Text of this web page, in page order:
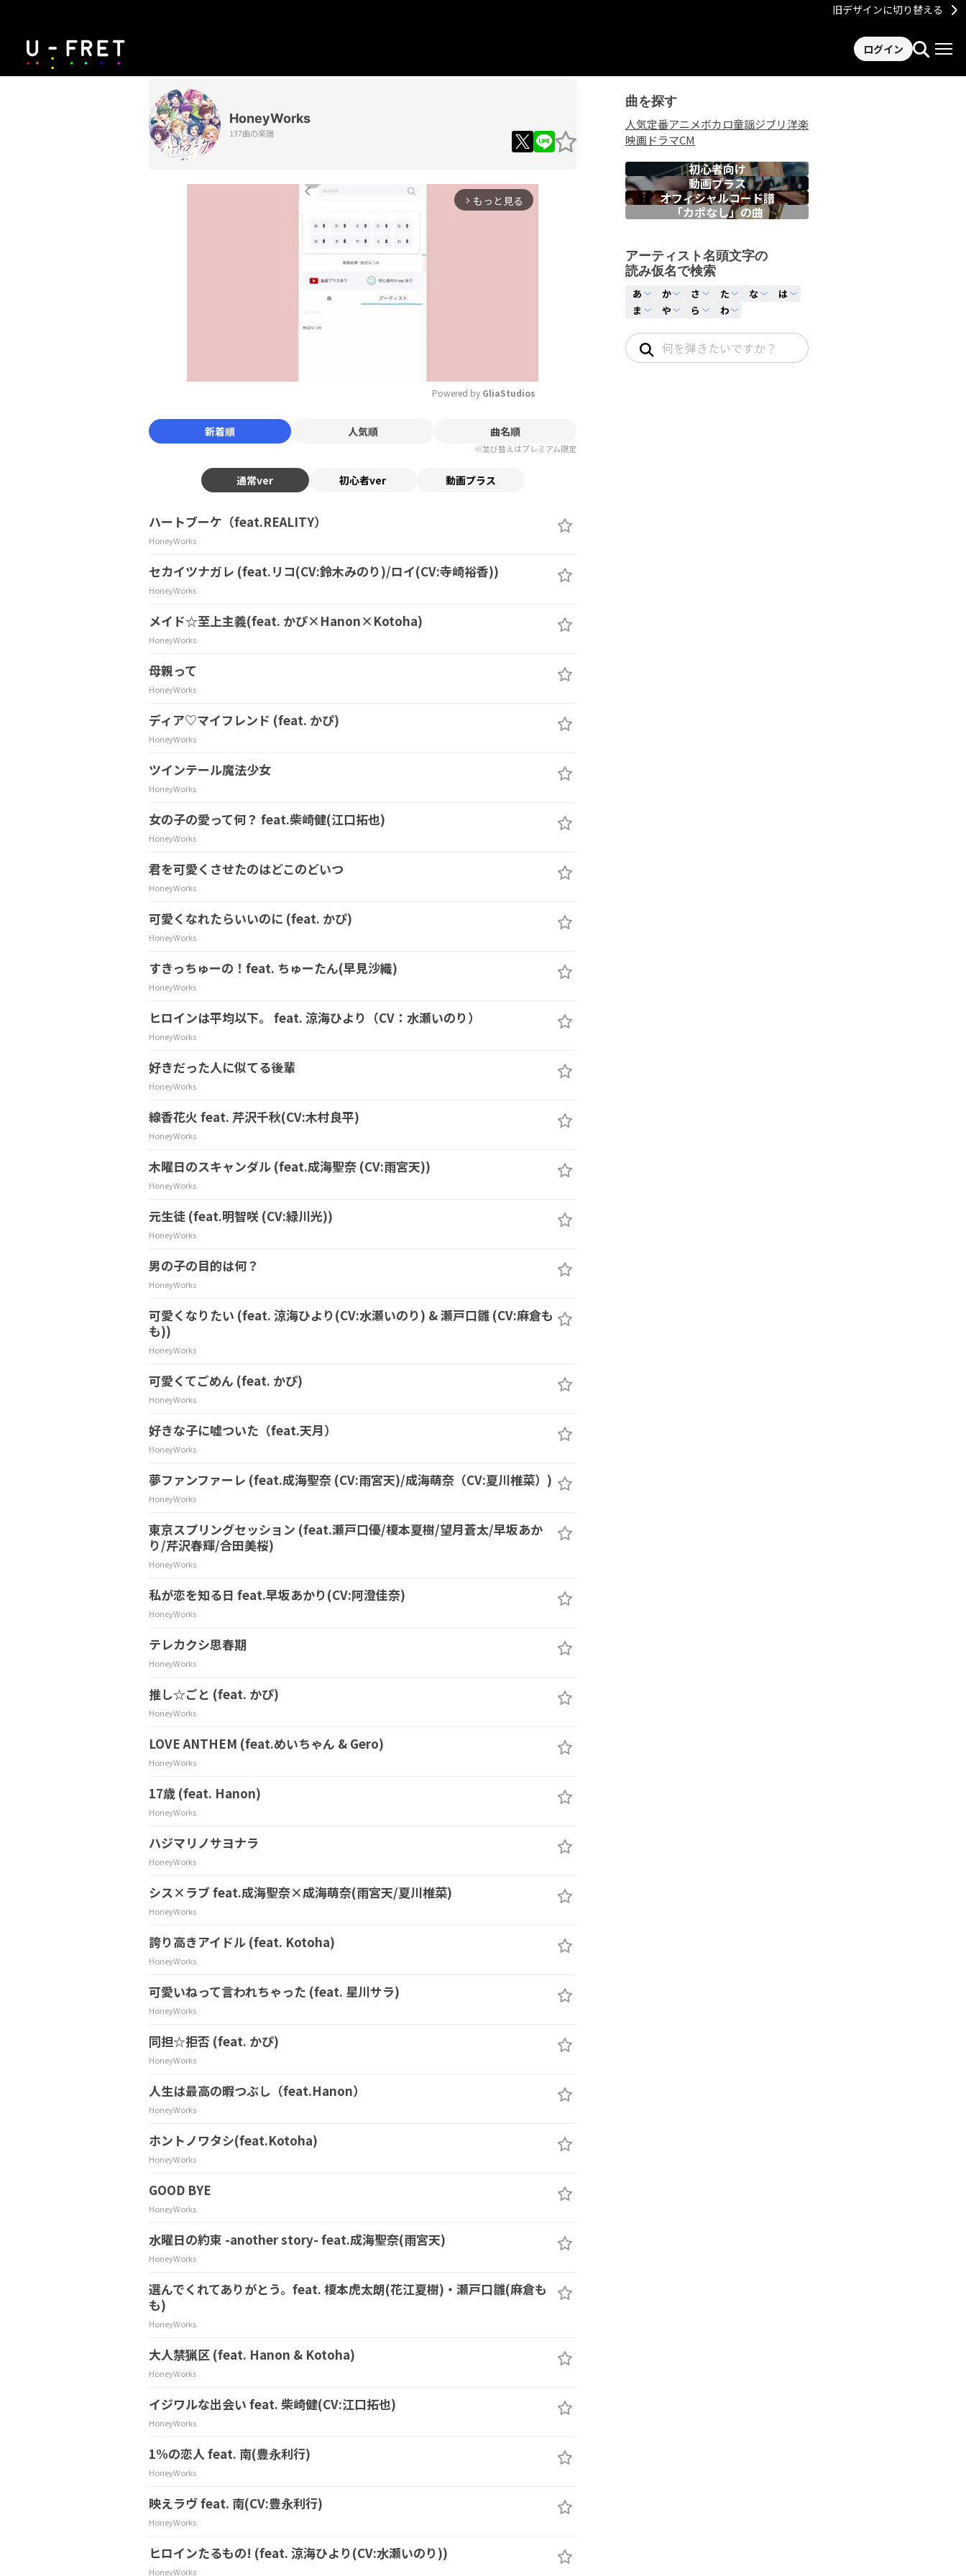
旧デザインに切り替える
ログイン
HoneyWorks
137曲の楽譜
arrow_forward_ios もっと見る
Mute
Powered by GliaStudios
新着順 人気順 曲名順
※並び替えはプレミアム限定
通常ver 初心者ver 動画プラス
ハートブーケ（feat.REALITY）
HoneyWorks
セカイツナガレ (feat.リコ(CV:鈴木みのり)/ロイ(CV:寺崎裕香))
HoneyWorks
メイド☆至上主義(feat. かぴ×Hanon×Kotoha)
HoneyWorks
母親って
HoneyWorks
ディア♡マイフレンド (feat. かぴ)
HoneyWorks
ツインテール魔法少女
HoneyWorks
女の子の愛って何？ feat.柴崎健(江口拓也)
HoneyWorks
君を可愛くさせたのはどこのどいつ
HoneyWorks
可愛くなれたらいいのに (feat. かぴ)
HoneyWorks
すきっちゅーの！feat. ちゅーたん(早見沙織)
HoneyWorks
ヒロインは平均以下。 feat. 涼海ひより（CV：水瀬いのり）
HoneyWorks
好きだった人に似てる後輩
HoneyWorks
線香花火 feat. 芹沢千秋(CV:木村良平)
HoneyWorks
木曜日のスキャンダル (feat.成海聖奈 (CV:雨宮天))
HoneyWorks
元生徒 (feat.明智咲 (CV:緑川光))
HoneyWorks
男の子の目的は何？
HoneyWorks
可愛くなりたい (feat. 涼海ひより(CV:水瀬いのり) & 瀬戸口雛 (CV:麻倉も
も))
HoneyWorks
可愛くてごめん (feat. かぴ)
HoneyWorks
好きな子に嘘ついた（feat.天月）
HoneyWorks
夢ファンファーレ (feat.成海聖奈 (CV:雨宮天)/成海萌奈（CV:夏川椎菜）)
HoneyWorks
東京スプリングセッション (feat.瀬戸口優/榎本夏樹/望月蒼太/早坂あか
り/芹沢春輝/合田美桜)
HoneyWorks
私が恋を知る日 feat.早坂あかり(CV:阿澄佳奈)
HoneyWorks
テレカクシ思春期
HoneyWorks
推し☆ごと (feat. かぴ)
HoneyWorks
LOVE ANTHEM (feat.めいちゃん & Gero)
HoneyWorks
17歳 (feat. Hanon)
HoneyWorks
ハジマリノサヨナラ
HoneyWorks
シス×ラブ feat.成海聖奈×成海萌奈(雨宮天/夏川椎菜)
HoneyWorks
誇り高きアイドル (feat. Kotoha)
HoneyWorks
可愛いねって言われちゃった (feat. 星川サラ)
HoneyWorks
同担☆拒否 (feat. かぴ)
HoneyWorks
人生は最高の暇つぶし（feat.Hanon）
HoneyWorks
ホントノワタシ(feat.Kotoha)
HoneyWorks
GOOD BYE
HoneyWorks
水曜日の約束 -another story- feat.成海聖奈(雨宮天)
HoneyWorks
選んでくれてありがとう。feat. 榎本虎太朗(花江夏樹)・瀬戸口雛(麻倉も
も)
HoneyWorks
大人禁猟区 (feat. Hanon & Kotoha)
HoneyWorks
イジワルな出会い feat. 柴崎健(CV:江口拓也)
HoneyWorks
1%の恋人 feat. 南(豊永利行)
HoneyWorks
映えラヴ feat. 南(CV:豊永利行)
HoneyWorks
ヒロインたるもの! (feat. 涼海ひより(CV:水瀬いのり))
HoneyWorks
曲を探す
人気定番アニメボカロ童謡ジブリ洋楽
映画ドラマCM
初心者向け
動画プラス
オフィシャルコード譜
「カポなし」の曲
アーティスト名頭文字の
読み仮名で検索